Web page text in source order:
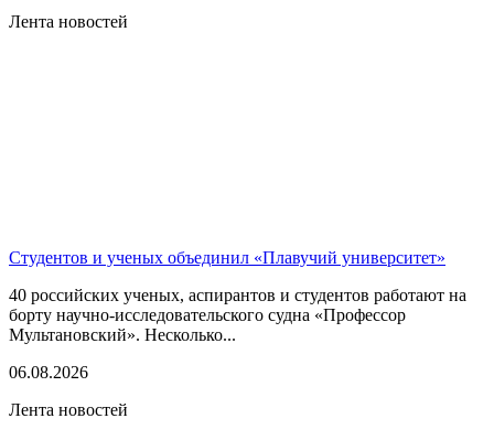
Лента новостей
Студентов и ученых объединил «Плавучий университет»
40 российских ученых, аспирантов и студентов работают на
борту научно-исследовательского судна «Профессор
Мультановский». Несколько...
06.08.2026
Лента новостей